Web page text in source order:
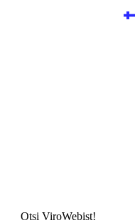
Otsi ViroWebist!